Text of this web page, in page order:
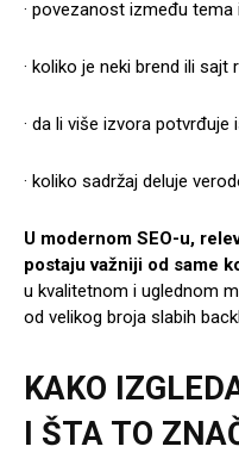
· povezanost između tema
· koliko je neki brend ili
· da li više izvora
· koliko sadržaj deluje
U modernom SEO-u,
postaju važniji od same
u kvalitetnom i uglednom
od velikog broja slabih
KAKO
I ŠTA TO